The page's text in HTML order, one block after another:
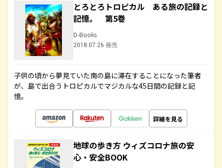
とろとろトロピカル ある旅の記録と
記憶。 第5巻
D-Books
2018.07.26 発売
子供の頃から夢見ていた南の島に滞在することになった筆者
が、島で出合うトロピカルでマジカルな45日間の記録と記
憶。
詳細を見る
地球の歩き方 ウィズコロナ旅の安
心・安全BOOK